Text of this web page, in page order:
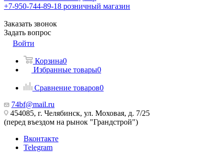
+7-950-744-89-18 розничный магазин
Заказать звонок
Задать вопрос
Войти
Корзина0
Избранные товары0
Сравнение товаров0
74bf@mail.ru
454085, г. Челябинск, ул. Моховая, д. 7/25
(перед въездом на рынок "Грандстрой")
Вконтакте
Telegram